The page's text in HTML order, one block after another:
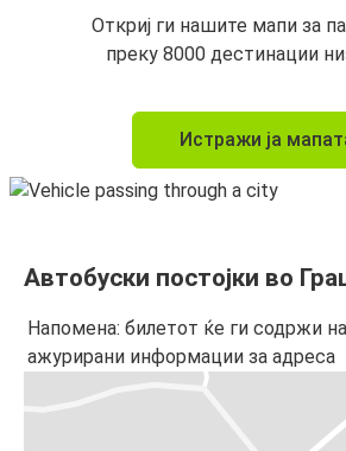
Откриј ги нашите мапи за
преку 8000 дестинации
Истражи ја
Автобуски постојки во
Напомена: билетот ќе ги содржи
ажурирани информации за адреса